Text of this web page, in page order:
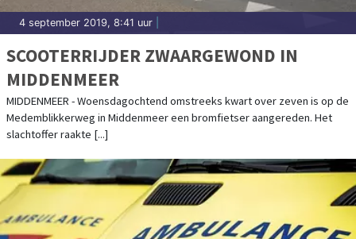
4 september 2019, 8:41 uur
SCOOTERRIJDER ZWAARGEWOND IN
MIDDENMEER
MIDDENMEER - Woensdagochtend omstreeks kwart over zeven is op de
Medemblikkerweg in Middenmeer een bromfietser aangereden. Het
slachtoffer raakte [...]